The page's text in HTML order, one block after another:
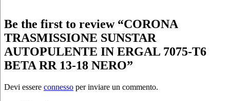
Be the first to review “CORONA
TRASMISSIONE SUNSTAR
AUTOPULENTE IN ERGAL 7075-T6
BETA RR 13-18 NERO”
Devi essere connesso per inviare un commento.